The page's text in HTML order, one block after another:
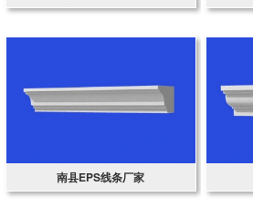
南县EPS线条厂家